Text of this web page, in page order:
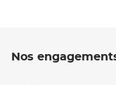
Nos